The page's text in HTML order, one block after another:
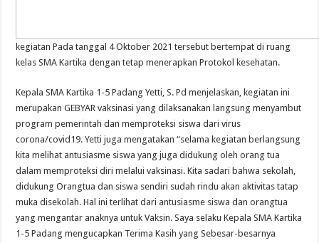
kegiatan Pada tanggal 4 Oktober 2021 tersebut bertempat di ruang
kelas SMA Kartika dengan tetap menerapkan Protokol kesehatan.
Kepala SMA Kartika 1-5 Padang Yetti, S. Pd menjelaskan, kegiatan ini
merupakan GEBYAR vaksinasi yang dilaksanakan langsung menyambut
program pemerintah dan memproteksi siswa dari virus
corona/covid19. Yetti juga mengatakan “selama kegiatan berlangsung
kita melihat antusiasme siswa yang juga didukung oleh orang tua
dalam memproteksi diri melalui vaksinasi. Kita sadari bahwa sekolah,
didukung Orangtua dan siswa sendiri sudah rindu akan aktivitas tatap
muka disekolah. Hal ini terlihat dari antusiasme siswa dan orangtua
yang mengantar anaknya untuk Vaksin. Saya selaku Kepala SMA Kartika
1-5 Padang mengucapkan Terima Kasih yang Sebesar-besarnya